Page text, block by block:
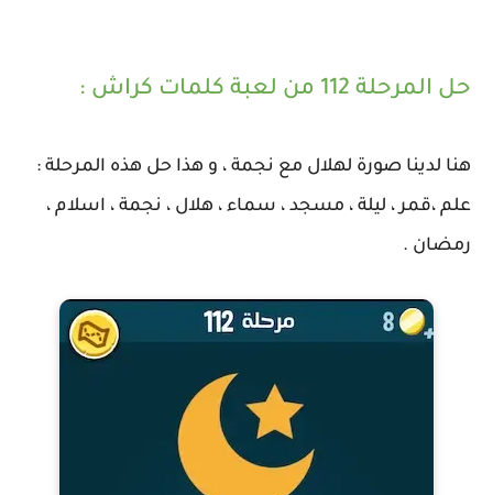
حل المرحلة 112 من لعبة كلمات كراش :
هنا لدينا صورة لهلال مع نجمة ، و هذا حل هذه المرحلة :
علم ،قمر ، ليلة ، مسجد ، سماء ، هلال ، نجمة ، اسلام ،
رمضان .